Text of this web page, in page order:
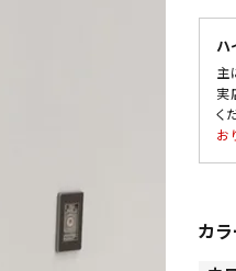
ハ
主
実
く
お
カラ